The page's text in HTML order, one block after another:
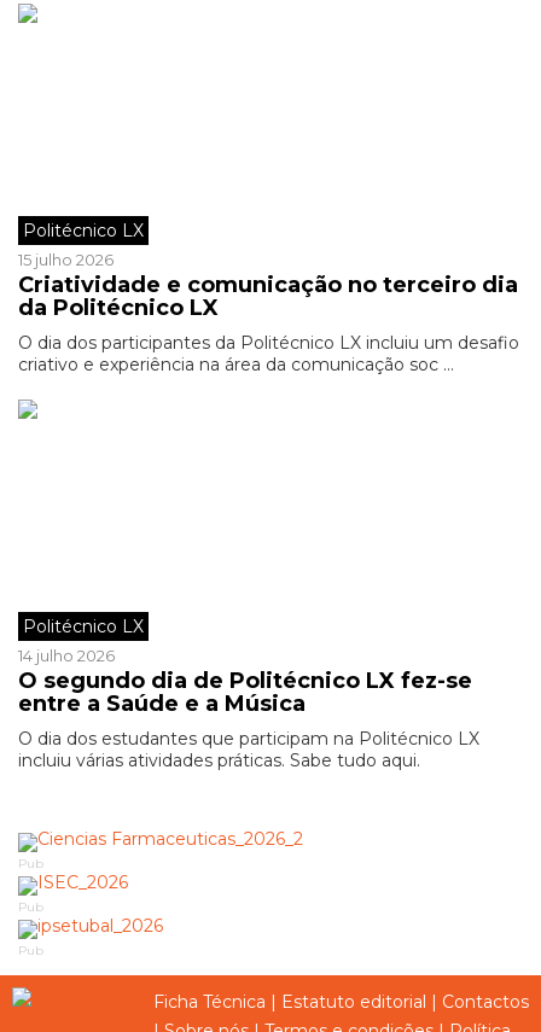
Politécnico LX
15 julho 2026
Criatividade e comunicação no terceiro dia
da Politécnico LX
O dia dos participantes da Politécnico LX incluiu um desafio
criativo e experiência na área da comunicação soc ...
Politécnico LX
14 julho 2026
O segundo dia de Politécnico LX fez-se
entre a Saúde e a Música
O dia dos estudantes que participam na Politécnico LX
incluiu várias atividades práticas. Sabe tudo aqui.
Pub
Pub
Pub
Ficha Técnica | Estatuto editorial | Contactos